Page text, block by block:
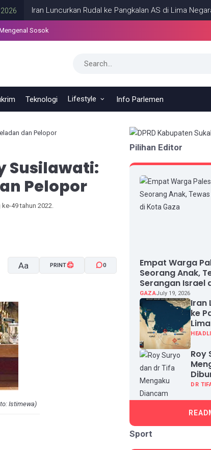
Iran Luncurkan Rudal ke Pangkalan AS di Lima Negara Teluk
Sosok
Teknologi Lifestyle Info Parlemen
dan Pelopor
Susilawati:
Pelopor
49 tahun 2022.
Aa PRINT 0
Istimewa)
Pilihan Editor
Empat Warga
Seorang Anak,
Serangan Israel
GAZAJuly 19, 2026
Iran
ke
Roy
DR
Sport